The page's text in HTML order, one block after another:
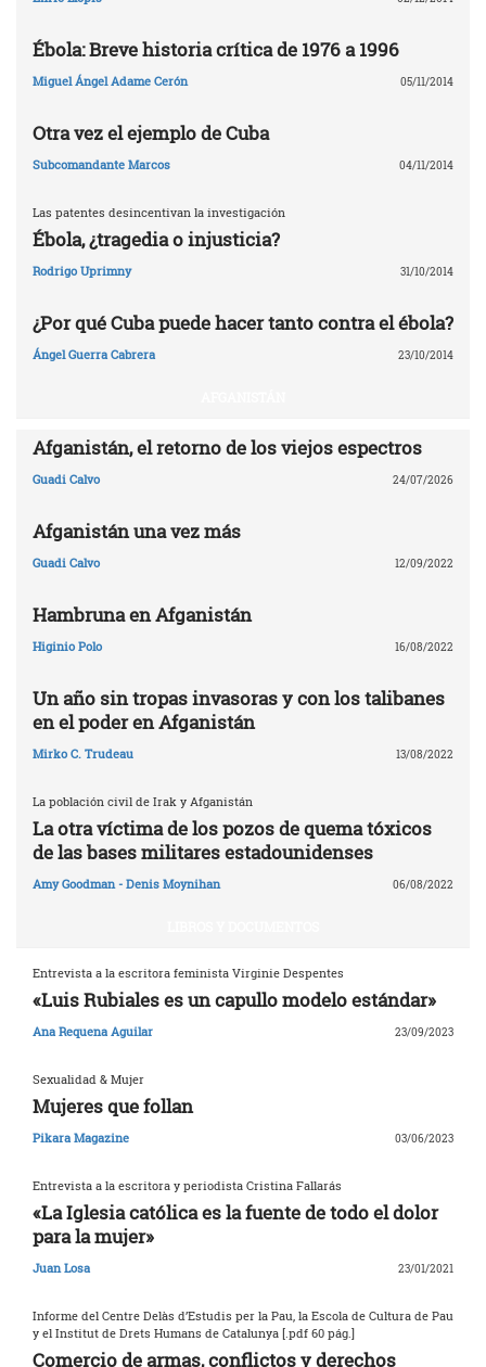
Ébola: Breve historia crítica de 1976 a 1996
Miguel Ángel Adame Cerón 05/11/2014
Otra vez el ejemplo de Cuba
Subcomandante Marcos 04/11/2014
Las patentes desincentivan la investigación
Ébola, ¿tragedia o injusticia?
Rodrigo Uprimny 31/10/2014
¿Por qué Cuba puede hacer tanto contra el ébola?
Ángel Guerra Cabrera 23/10/2014
Afganistán, el retorno de los viejos espectros
Guadi Calvo 24/07/2026
Afganistán una vez más
Guadi Calvo 12/09/2022
Hambruna en Afganistán
Higinio Polo 16/08/2022
Un año sin tropas invasoras y con los talibanes
en el poder en Afganistán
Mirko C. Trudeau 13/08/2022
La población civil de Irak y Afganistán
La otra víctima de los pozos de quema tóxicos
de las bases militares estadounidenses
Amy Goodman - Denis Moynihan 06/08/2022
Entrevista a la escritora feminista Virginie Despentes
«Luis Rubiales es un capullo modelo estándar»
Ana Requena Aguilar 23/09/2023
Sexualidad & Mujer
Mujeres que follan
Pikara Magazine 03/06/2023
Entrevista a la escritora y periodista Cristina Fallarás
«La Iglesia católica es la fuente de todo el dolor
para la mujer»
Juan Losa 23/01/2021
Informe del Centre Delàs d’Estudis per la Pau, la Escola de Cultura de Pau
y el Institut de Drets Humans de Catalunya [.pdf 60 pág.]
Comercio de armas, conflictos y derechos